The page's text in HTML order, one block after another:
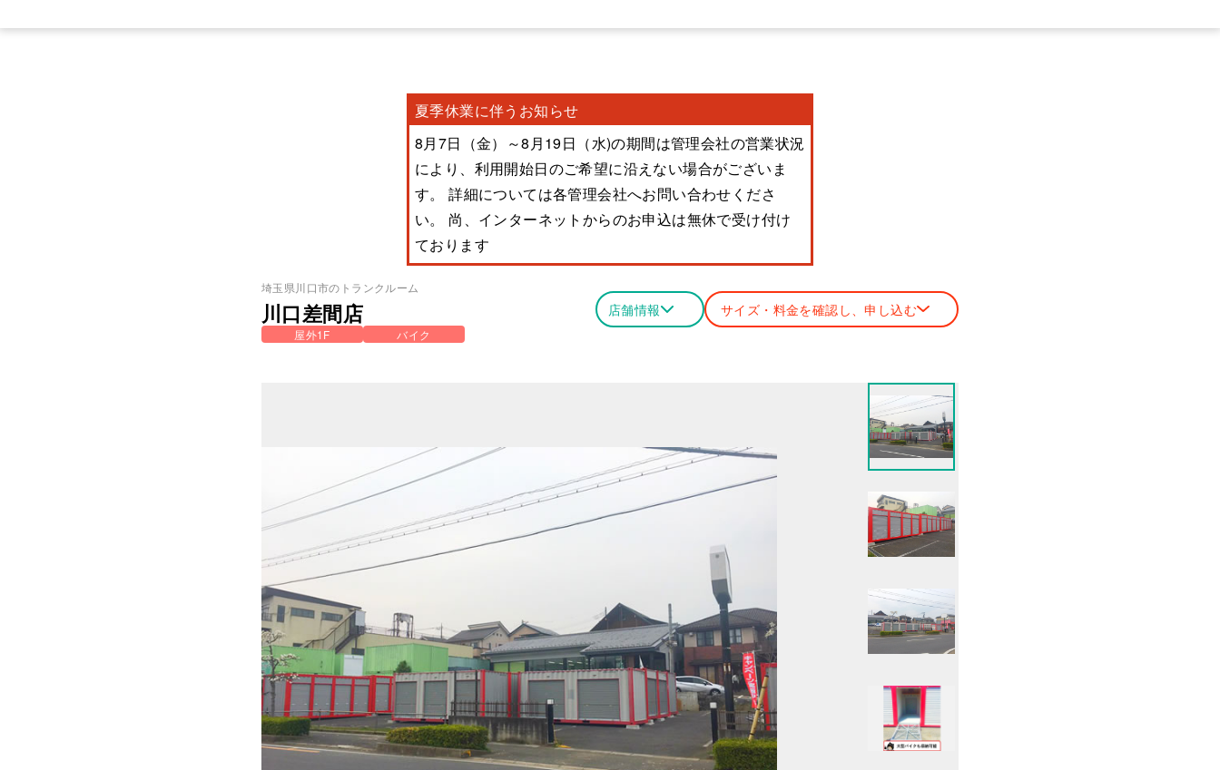
夏季休業に伴うお知らせ
8月7日（金）～8月19日（水)の期間は管理会社の営業状況
により、利用開始日のご希望に沿えない場合がございま
す。 詳細については各管理会社へお問い合わせくださ
い。 尚、インターネットからのお申込は無休で受け付け
ております
埼玉県川口市のトランクルーム
川口差間店
屋外1F バイク
店舗情報 サイズ・料金を確認し、申し込む